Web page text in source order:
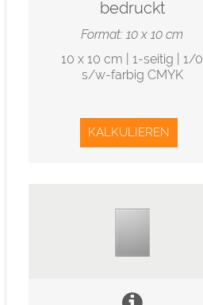
bedruckt
Format: 10 x 10 cm
10 x 10 cm | 1-seitig | 1/0
s/w-farbig CMYK
KALKULIEREN